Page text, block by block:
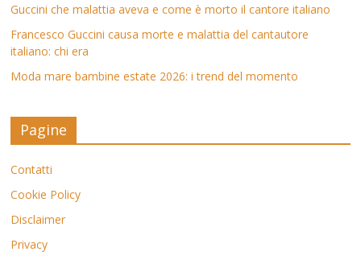
Guccini che malattia aveva e come è morto il cantore italiano
Francesco Guccini causa morte e malattia del cantautore
italiano: chi era
Moda mare bambine estate 2026: i trend del momento
Pagine
Contatti
Cookie Policy
Disclaimer
Privacy